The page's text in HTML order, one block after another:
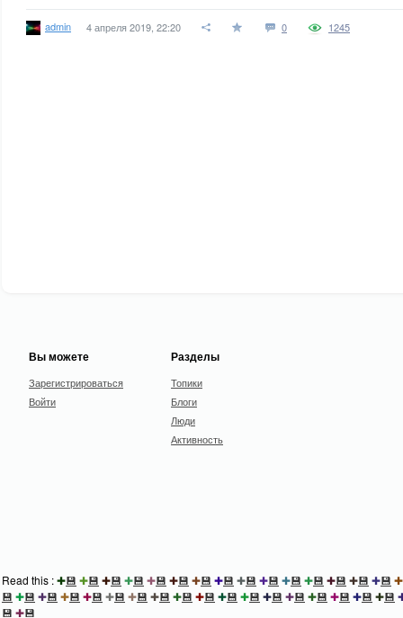
admin 4 апреля 2019, 22:20 0 1245
Вы можете
Зарегистрироваться
Войти
Разделы
Топики
Блоги
Люди
Активность
Read this :✚💾 ✚💾 ✚💾 ✚💾 ✚💾 ✚💾 ✚💾 ✚💾 ✚💾 ✚💾 ✚💾 ✚💾 ✚💾 ✚💾 ✚💾 ✚
💾 ✚💾 ✚💾 ✚💾 ✚💾 ✚💾 ✚💾 ✚💾 ✚💾 ✚💾 ✚💾 ✚💾 ✚💾 ✚💾 ✚💾 ✚💾 ✚💾 ✚💾
💾 ✚💾